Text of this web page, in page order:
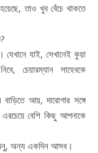
তাও খুব বেঁচে থাকতে
যাই, সেখানেই কুয়া
চেয়ারম্যান সাহেবকে
আয়, দারোগার সঙ্গে
বেশি কিছু আপনাকে
অন্য একদিন আসব।